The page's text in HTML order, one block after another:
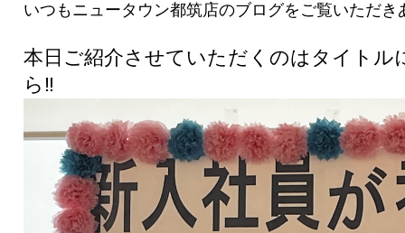
いつもニュータウン都筑店のブログをご覧いただ
本日ご紹介させていただくのはタイトル
ら‼︎